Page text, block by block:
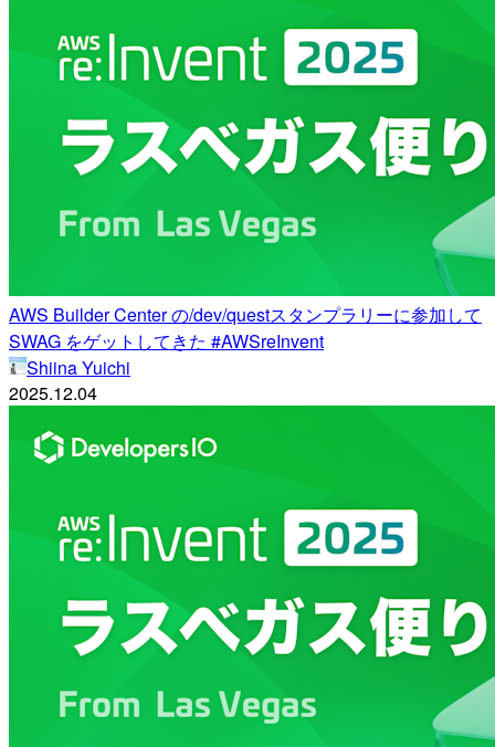
AWS Builder Center の/dev/questスタンプラリーに参加して
SWAG をゲットしてきた #AWSreInvent
Shiina Yuichi
2025.12.04